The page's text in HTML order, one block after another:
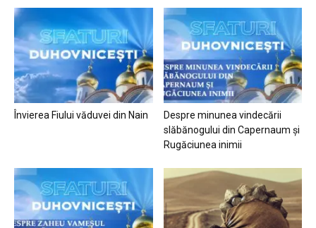
Învierea Fiului văduvei din Nain
Despre minunea vindecării
slăbănogului din Capernaum și
Rugăciunea inimii